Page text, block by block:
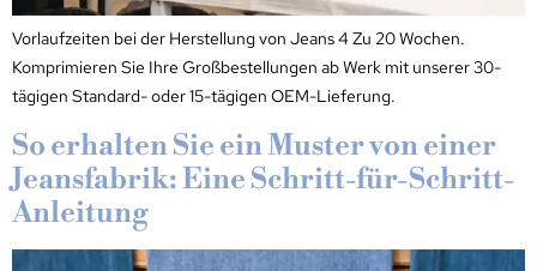
Vorlaufzeiten bei der Herstellung von Jeans 4 Zu 20 Wochen.
Komprimieren Sie Ihre Großbestellungen ab Werk mit unserer 30-
tägigen Standard- oder 15-tägigen OEM-Lieferung.
So erhalten Sie ein Muster von einer
Jeansfabrik: Eine Schritt-für-Schritt-
Anleitung